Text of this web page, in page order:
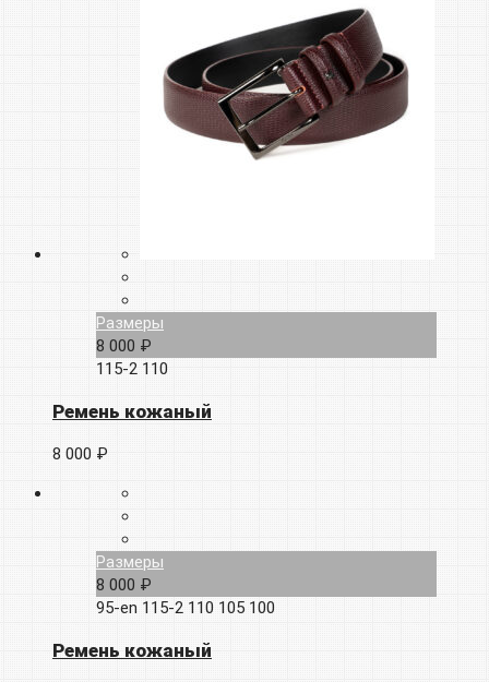
Размеры
8 000 ₽
115-2 110
Ремень кожаный
8 000 ₽
Размеры
8 000 ₽
95-en 115-2 110 105 100
Ремень кожаный